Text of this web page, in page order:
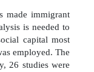
made immigrant
is needed to
capital most
employed. The
26 studies were